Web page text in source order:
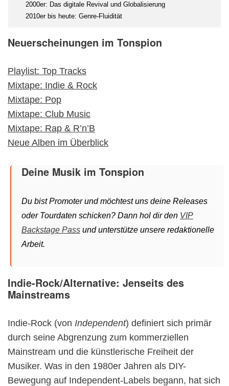
2000er: Das digitale Revival und Globalisierung
2010er bis heute: Genre-Fluidität
Neuerscheinungen im Tonspion
Playlist: Top Tracks
Mixtape: Indie & Rock
Mixtape: Pop
Mixtape: Club Music
Mixtape: Rap & R’n’B
Neue Alben im Überblick
Deine Musik im Tonspion
Du bist Promoter und möchtest uns deine Releases
oder Tourdaten schicken? Dann hol dir den VIP
Backstage Pass und unterstütze unsere redaktionelle
Arbeit.
Indie-Rock/Alternative: Jenseits des
Mainstreams
Indie-Rock (von Independent) definiert sich primär
durch seine Abgrenzung zum kommerziellen
Mainstream und die künstlerische Freiheit der
Musiker. Was in den 1980er Jahren als DIY-
Bewegung auf Independent-Labels begann, hat sich